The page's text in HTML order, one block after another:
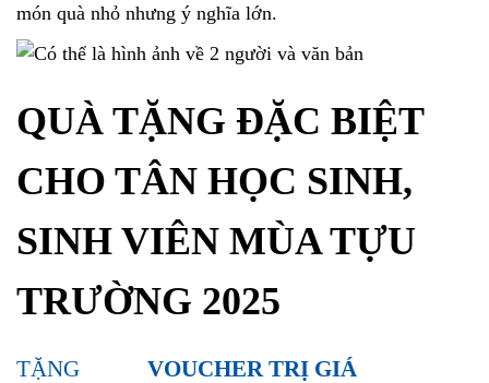
món quà nhỏ nhưng ý nghĩa lớn.
QUÀ TẶNG ĐẶC BIỆT
CHO TÂN HỌC SINH,
SINH VIÊN MÙA TỰU
TRƯỜNG 2025
TẶNG
VOUCHER TRỊ GIÁ